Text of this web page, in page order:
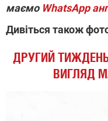
маємо WhatsApp
Дивіться також
ДРУГИЙ
ВИГЛЯД